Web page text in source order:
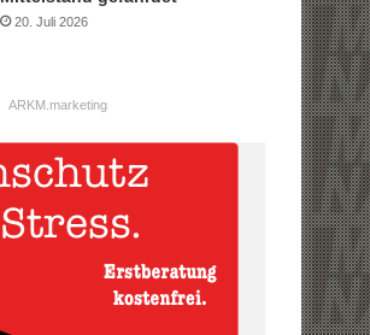
20. Juli 2026
ARKM.marketing